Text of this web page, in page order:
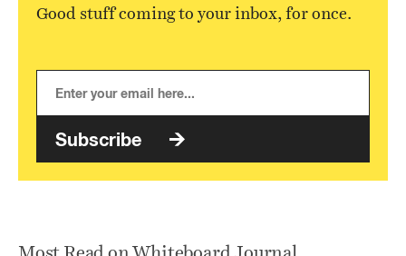
Good stuff coming to your inbox, for once.
Subscribe